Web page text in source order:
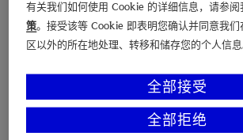
查找店铺
联系我们
博柏利故事
Burberry 尊享服务
顾客支持
有关我们如何使用 Cookie 的详细信息，请参阅
策。接受该等 Cookie 即表明您确认并同意我
区以外的所在地处理、转移和储存您的个人信息
全部拒绝
全部接受